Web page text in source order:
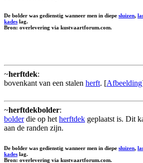
De bolder was gedienstig wanneer men in diepe sluizen,
kades lag.
Bron: overlevering via kustvaartforum.com.
~herftdek:
bovenkant van een stalen herft. [Afbeelding
~herftdekbolder:
bolderdie op het herftdek geplaatst is. Dit
aan de randen zijn.
De bolder was gedienstig wanneer men in diepe sluizen,
kades lag.
Bron: overlevering via kustvaartforum.com.